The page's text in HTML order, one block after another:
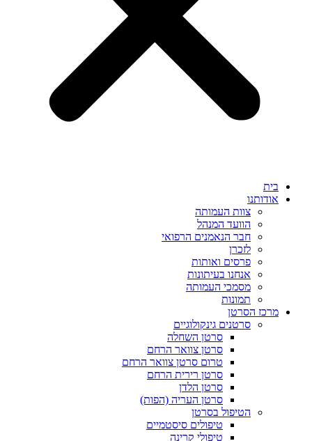
בית
אודותנו
צוות העמותה
הוועד המנהל
חבר הנאמנים הרפואי
לזכרן
פרסים ואותות
אנחנו בעיתונות
מסמכי העמותה
תמונות
מרכז הסרטן
סרטנים גינקולוגיים
סרטן השחלה
סרטן צוואר הרחם
טרום סרטן צוואר הרחם
סרטן רירית הרחם
סרטן הלדן
סרטן העריה (הפות)
הטיפול בסרטן
טיפולים סיסטמיים
טיפולי קרינה